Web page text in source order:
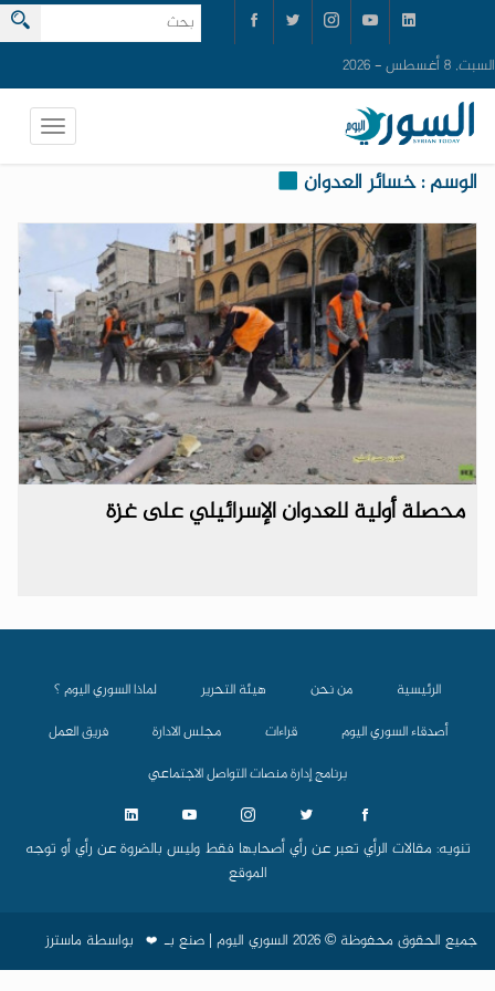
السبت, 8 أغسطس - 2026
الوسم : خسائر العدوان
محصلة أولية للعدوان الإسرائيلي على غزة
الرئيسية من نحن هيئة التحرير
لماذا السوري اليوم ؟
أصدقاء السوري اليوم
قراءات مجلس الادارة
فريق العمل
برنامج إدارة منصات التواصل الاجتماعي
تنويه: مقالات الرأي تعبر عن رأي أصحابها فقط وليس بالضروة عن رأي أو توجه
الموقع
جميع الحقوق محفوظة © 2026 السوري اليوم | صنع بـ ❤️ بواسطة ماسترز